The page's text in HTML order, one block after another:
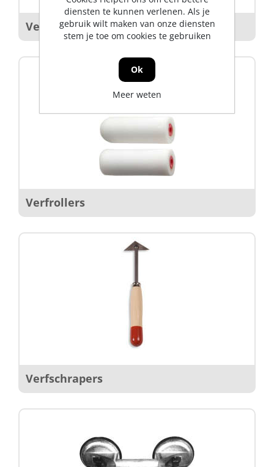
Verfhulpmiddelen
Verfrollers
Verfschrapers
diensten te kunnen verlenen. Als je
gebruik wilt maken van onze diensten
stem je toe om cookies te gebruiken
Ok
Meer weten